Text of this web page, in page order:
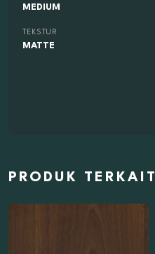
MEDIUM
TEKSTUR
MATTE
PRODUK TERKAIT